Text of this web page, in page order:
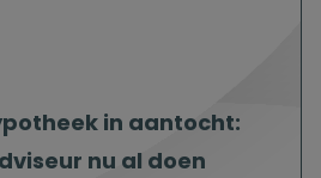
in aantocht:
nu al doen